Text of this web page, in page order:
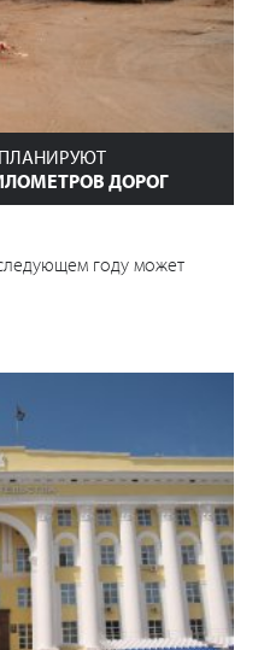
ПЛАНИРУЮТ
ДОРОГ
году может